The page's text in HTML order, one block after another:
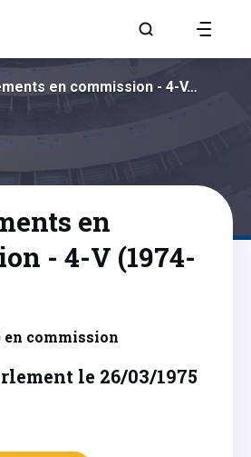
Aller à la page
en commission - 4-V…
en
- 4-V (1974-
en commission
le 26/03/1975